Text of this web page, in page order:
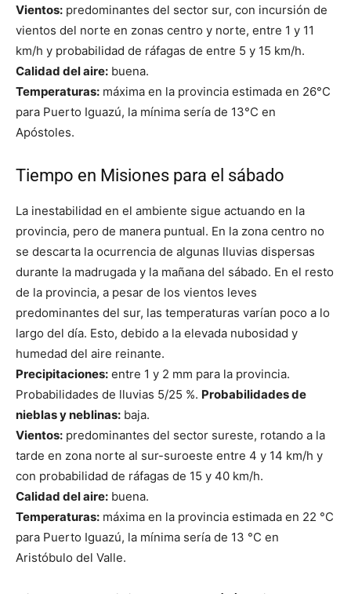
Vientos: predominantes del sector sur, con incursión de
vientos del norte en zonas centro y norte, entre 1 y 11
km/h y probabilidad de ráfagas de entre 5 y 15 km/h.
Calidad del aire: buena.
Temperaturas: máxima en la provincia estimada en 26°C
para Puerto Iguazú, la mínima sería de 13°C en
Apóstoles.
Tiempo en Misiones para el sábado
La inestabilidad en el ambiente sigue actuando en la
provincia, pero de manera puntual. En la zona centro no
se descarta la ocurrencia de algunas lluvias dispersas
durante la madrugada y la mañana del sábado. En el resto
de la provincia, a pesar de los vientos leves
predominantes del sur, las temperaturas varían poco a lo
largo del día. Esto, debido a la elevada nubosidad y
humedad del aire reinante.
Precipitaciones: entre 1 y 2 mm para la provincia.
Probabilidades de lluvias 5/25 %. Probabilidades de
nieblas y neblinas: baja.
Vientos: predominantes del sector sureste, rotando a la
tarde en zona norte al sur-suroeste entre 4 y 14 km/h y
con probabilidad de ráfagas de 15 y 40 km/h.
Calidad del aire: buena.
Temperaturas: máxima en la provincia estimada en 22 °C
para Puerto Iguazú, la mínima sería de 13 °C en
Aristóbulo del Valle.